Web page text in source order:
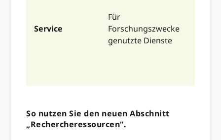
Service
Für
Forschungszwecke
genutzte Dienste
So nutzen Sie den neuen Abschnitt
„Rechercheressourcen“.